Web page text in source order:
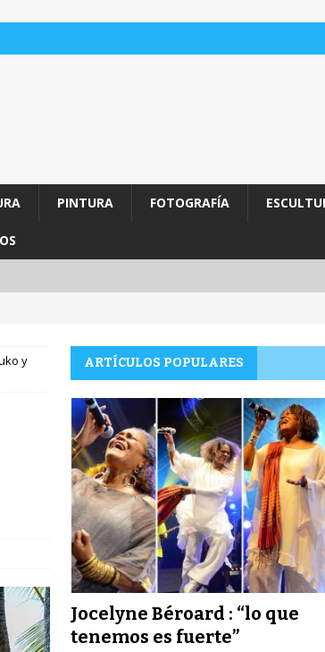
PINTURA FOTOGRAFÍA
y
ARTÍCULOS POPULARES
Jocelyne Béroard : “lo que
tenemos es fuerte”